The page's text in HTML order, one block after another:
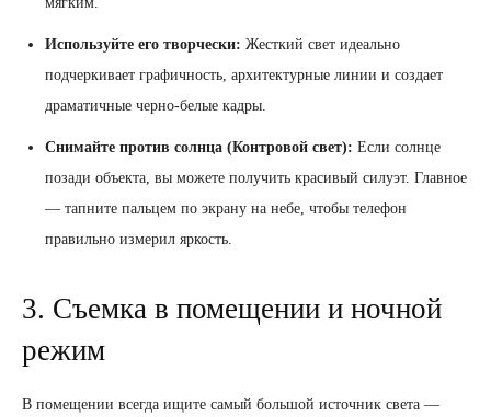
Используйте его творчески: Жесткий свет идеально
подчеркивает графичность, архитектурные линии и создает
драматичные черно-белые кадры.
Снимайте против солнца (Контровой свет): Если солнце
позади объекта, вы можете получить красивый силуэт. Главное
— тапните пальцем по экрану на небе, чтобы телефон
правильно измерил яркость.
3. Съемка в помещении и ночной
режим
В помещении всегда ищите самый большой источник света —